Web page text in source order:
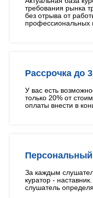
требования рынка
без отрыва от
профессиональных
Рассрочка до
У вас есть
только 20% от
оплаты внести в
Персональный
За каждым
куратор -
слушатель